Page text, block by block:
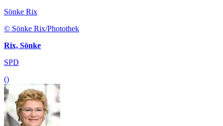
Sönke Rix
© Sönke Rix/Photothek
Rix, Sönke
SPD
()